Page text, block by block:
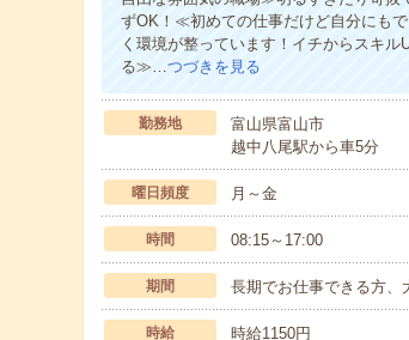
ずOK！≪初めての仕事だけど自分にも
く環境が整っています！イチからスキ
る≫…つづきを見る
勤務地
富山県富山市
越中八尾駅から車5分
曜日頻度 月～金
時間 08:15～17:00
期間 長期でお仕事できる方、
時給 時給1150円